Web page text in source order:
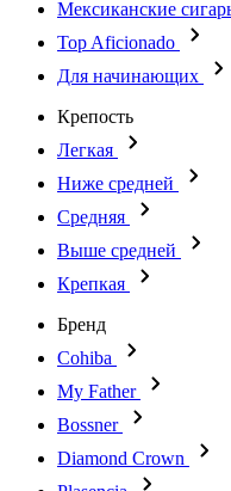
Мексиканские
Top Aficionado
Для начинающих
Крепость
Легкая
Ниже средней
Средняя
Выше средней
Крепкая
Бренд
Cohiba
My Father
Bossner
Diamond Crown